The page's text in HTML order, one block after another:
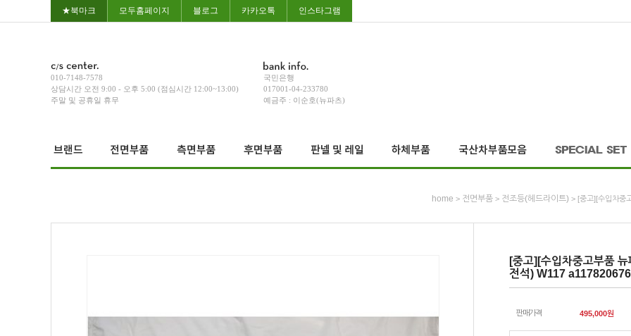
★북마크 모두홈페이지 블로그 카카오톡 인스타그램
010-7148-7578
상담시간 오전 9:00 - 오후 5:00 (점심시간 12:00~13:00)
주말 및 공휴일 휴무
국민은행
017001-04-233780
예금주 : 이순호(뉴파츠)
home > 전면부품 > 전조등(헤드라이트) > [중고][수입차중
[중고][수입차중고부품
전석) W117
판매가격 495,000원